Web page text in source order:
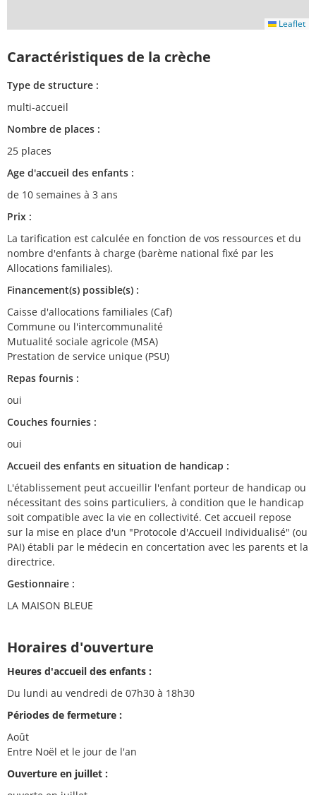
Leaflet
Caractéristiques de la crèche
Type de structure :
multi-accueil
Nombre de places :
25 places
Age d'accueil des enfants :
de 10 semaines à 3 ans
Prix :
La tarification est calculée en fonction de vos ressources et du
nombre d'enfants à charge (barème national fixé par les
Allocations familiales).
Financement(s) possible(s) :
Caisse d'allocations familiales (Caf)
Commune ou l'intercommunalité
Mutualité sociale agricole (MSA)
Prestation de service unique (PSU)
Repas fournis :
oui
Couches fournies :
oui
Accueil des enfants en situation de handicap :
L'établissement peut accueillir l'enfant porteur de handicap ou
nécessitant des soins particuliers, à condition que le handicap
soit compatible avec la vie en collectivité. Cet accueil repose
sur la mise en place d'un "Protocole d'Accueil Individualisé" (ou
PAI) établi par le médecin en concertation avec les parents et la
directrice.
Gestionnaire :
LA MAISON BLEUE
Horaires d'ouverture
Heures d'accueil des enfants :
Du lundi au vendredi de 07h30 à 18h30
Périodes de fermeture :
Août
Entre Noël et le jour de l'an
Ouverture en juillet :